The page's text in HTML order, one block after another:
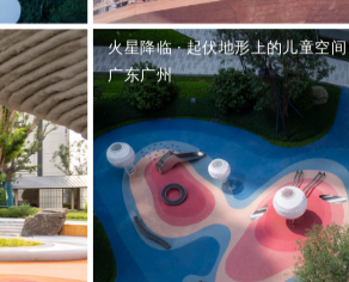
火星降临 · 起伏地形上的儿童空间
广东广州